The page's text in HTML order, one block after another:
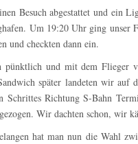
Besuch abgestattet und ein
Um 19:20 Uhr ging
und checkten dann ein.
pünktlich und mit dem
später landeten wir
Schrittes Richtung S-Bahn
Wir dachten schon, wir
hat man nun die Wahl